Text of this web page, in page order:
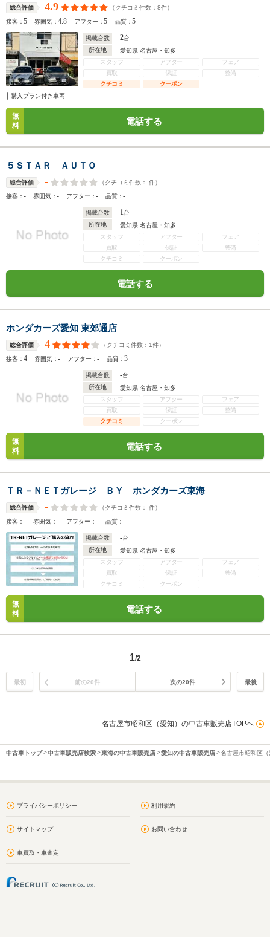
総合評価 4.9 （クチコミ件数： 8件）
接客：5 雰囲気：4.8 アフター：5 品質：5
掲載台数 2台
所在地
愛知県 名古屋・知多
スタッフ
アフター
フェア
買取
保証
整備
クチコミ
クーポン
購入プラン付き車両
無
料
電話する
５ＳＴＡＲ ＡＵＴＯ
総合評価 - （クチコミ件数： -件）
接客：- 雰囲気：- アフター：- 品質：-
掲載台数 1台
所在地
愛知県 名古屋・知多
スタッフ
アフター
フェア
買取
保証
整備
クチコミ
クーポン
電話する
ホンダカーズ愛知 東郊通店
総合評価 4 （クチコミ件数： 1件）
接客：4 雰囲気：- アフター：- 品質：3
掲載台数 -台
所在地
愛知県 名古屋・知多
スタッフ
アフター
フェア
買取
保証
整備
クチコミ
クーポン
無
料
電話する
ＴＲ－ＮＥＴガレージ ＢＹ ホンダカーズ東海
総合評価 - （クチコミ件数： -件）
接客：- 雰囲気：- アフター：- 品質：-
掲載台数 -台
所在地
愛知県 名古屋・知多
スタッフ
アフター
フェア
買取
保証
整備
クチコミ
クーポン
無
料
電話する
1/2
最初 前の20件 次の20件 最後
名古屋市昭和区（愛知）の中古車販売店TOPへ
中古車トップ 中古車販売店検索 東海の中古車販売店 愛知の中古車販売店 名古屋市昭和区
プライバシーポリシー 利用規約
サイトマップ お問い合わせ
車買取・車査定